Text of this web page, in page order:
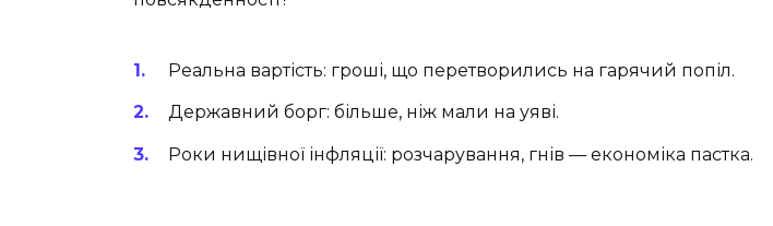
Реальна вартість: гроші, що перетворились на гарячий попіл.
Державний борг: більше, ніж мали на уяві.
Роки нищівної інфляції: розчарування, гнів — економіка пастка.